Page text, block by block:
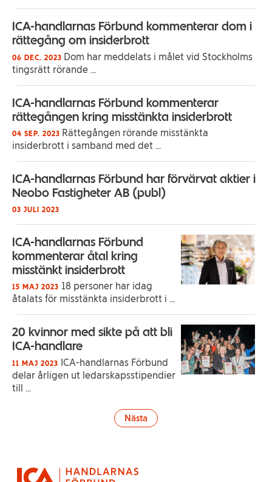
ICA-handlarnas Förbund kommenterar dom i
rättegång om insiderbrott
06 DEC. 2023 Dom har meddelats i målet vid Stockholms
tingsrätt rörande ...
ICA-handlarnas Förbund kommenterar
rättegången kring misstänkta insiderbrott
04 SEP. 2023 Rättegången rörande misstänkta
insiderbrott i samband med det ...
ICA-handlarnas Förbund har förvärvat aktier i
Neobo Fastigheter AB (publ)
03 JULI 2023
ICA-handlarnas Förbund
kommenterar åtal kring
misstänkt insiderbrott
15 MAJ 2023 18 personer har idag
åtalats för misstänkta insiderbrott i ...
20 kvinnor med sikte på att bli
ICA-handlare
11 MAJ 2023 ICA-handlarnas Förbund
delar årligen ut ledarskapsstipendier
till ...
Nästa